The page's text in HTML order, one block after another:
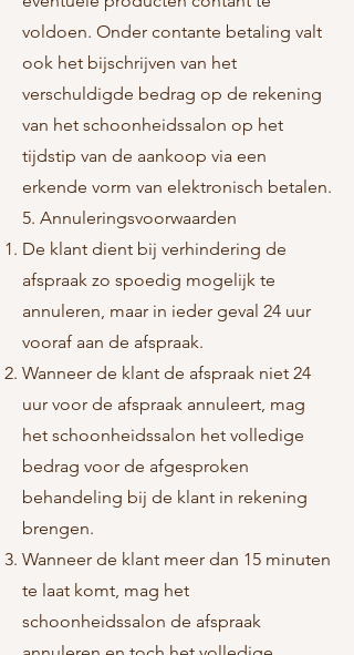
voldoen. Onder contante betaling valt
ook het bijschrijven van het
verschuldigde bedrag op de rekening
van het schoonheidssalon op het
tijdstip van de aankoop via een
erkende vorm van elektronisch betalen.
5. Annuleringsvoorwaarden
De klant dient bij verhindering de
afspraak zo spoedig mogelijk te
annuleren, maar in ieder geval 24 uur
vooraf aan de afspraak.
Wanneer de klant de afspraak niet 24
uur voor de afspraak annuleert, mag
het schoonheidssalon het volledige
bedrag voor de afgesproken
behandeling bij de klant in rekening
brengen.
Wanneer de klant meer dan 15 minuten
te laat komt, mag het
schoonheidssalon de afspraak